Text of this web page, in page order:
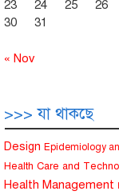
23
24 25 26
30
31
« Nov
>>> যা থাকছে
Design Epidemiology
Health Care and
Health Management